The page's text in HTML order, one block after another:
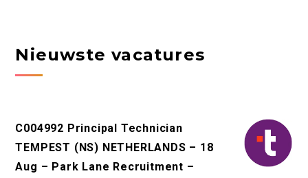
Nieuwste vacatures
C004992 Principal Technician
TEMPEST (NS) NETHERLANDS – 18
Aug – Park Lane Recruitment –